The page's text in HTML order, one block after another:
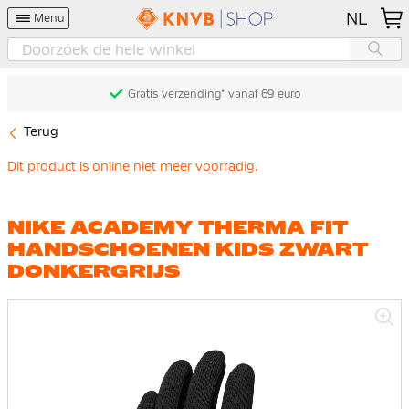
Menu NL
Gratis verzending* vanaf 69 euro
Terug
Dit product is online niet meer voorradig.
NIKE ACADEMY THERMA FIT
HANDSCHOENEN KIDS ZWART
DONKERGRIJS